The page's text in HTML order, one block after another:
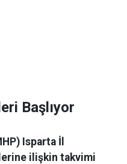
Başlıyor
Isparta İl
ilişkin takvimi